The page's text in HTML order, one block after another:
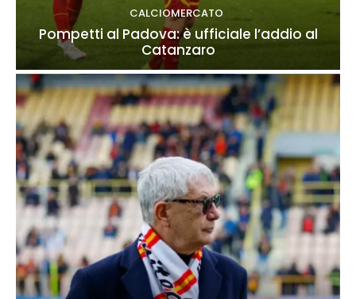
CALCIOMERCATO
Pompetti al Padova: è ufficiale l’addio al
Catanzaro